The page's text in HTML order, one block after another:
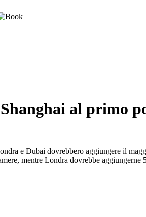
al primo
e Dubai dovrebbero aggiungere il
mentre Londra dovrebbe